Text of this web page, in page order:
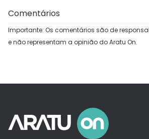
Comentários
Importante: Os comentários são de
e não representam a opinião do Aratu On.